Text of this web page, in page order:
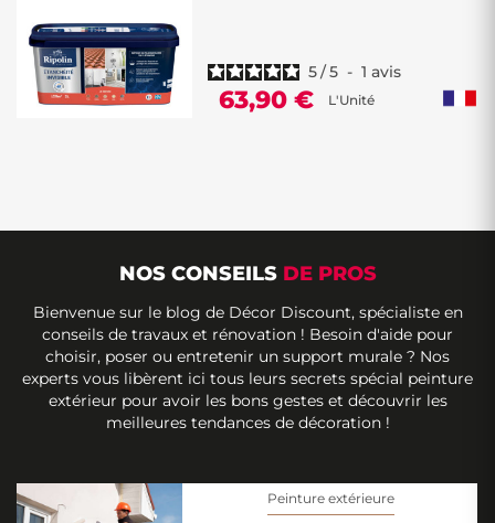
5/5 - 1 avis
63,90 € L'Unité
NOS CONSEILS DE PROS
Bienvenue sur le blog de Décor Discount, spécialiste en
conseils de travaux et rénovation ! Besoin d'aide pour
choisir, poser ou entretenir un support murale ? Nos
experts vous libèrent ici tous leurs secrets spécial peinture
extérieur pour avoir les bons gestes et découvrir les
meilleures tendances de décoration !
Peinture extérieure